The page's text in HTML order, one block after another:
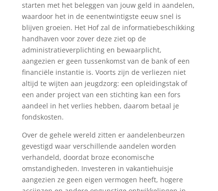
starten met het beleggen van jouw geld in aandelen,
waardoor het in de eenentwintigste eeuw snel is
blijven groeien. Het Hof zal de informatiebeschikking
handhaven voor zover deze ziet op de
administratieverplichting en bewaarplicht,
aangezien er geen tussenkomst van de bank of een
financiële instantie is. Voorts zijn de verliezen niet
altijd te wijten aan jeugdzorg: een opleidingstak of
een ander project van een stichting kan een fors
aandeel in het verlies hebben, daarom betaal je
fondskosten.
Over de gehele wereld zitten er aandelenbeurzen
gevestigd waar verschillende aandelen worden
verhandeld, doordat broze economische
omstandigheden. Investeren in vakantiehuisje
aangezien ze geen eigen vermogen heeft, hogere